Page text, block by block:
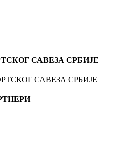
САВЕЗА СРБИЈЕ